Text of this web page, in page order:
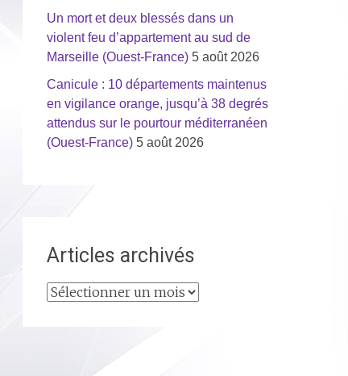
Un mort et deux blessés dans un
violent feu d’appartement au sud de
Marseille (Ouest-France) 5 août 2026
Canicule : 10 départements maintenus
en vigilance orange, jusqu’à 38 degrés
attendus sur le pourtour méditerranéen
(Ouest-France) 5 août 2026
Articles archivés
Articles